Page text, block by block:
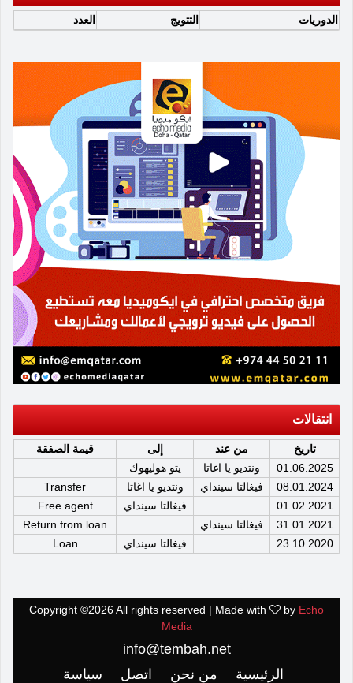
الدوريات التتويج العدد
انتقالات
تاريخ من عند إلى
قيمة الصفقة
01.06.2025
ونتديو يا اغاتا
يتو هوليهوك
08.01.2024
فيغالتا سينداي ونتديو يا اغاتا
Transfer
01.02.2021
فيغالتا سينداي
Free agent
31.01.2021
فيغالتا سينداي
Return from loan
23.10.2020
فيغالتا سينداي Loan
Copyright ©2026 All rights reserved | Made with by Echo
Media
info@tembah.net
الرئيسية
من نحن اتصل سياسة